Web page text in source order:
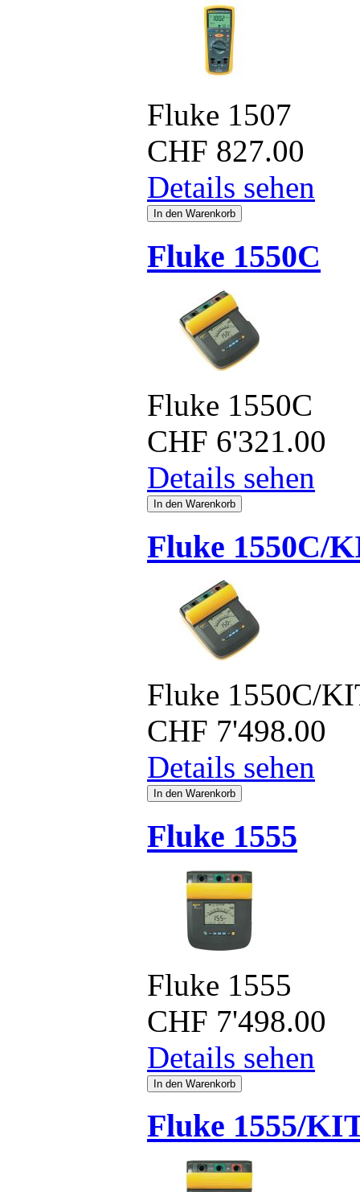
Fluke 1507
CHF 827.00
Details sehen
Fluke 1550C
Fluke 1550C
CHF 6'321.00
Details sehen
Fluke 1550C/
Fluke 1550C/
CHF 7'498.00
Details sehen
Fluke 1555
Fluke 1555
CHF 7'498.00
Details sehen
Fluke 1555/